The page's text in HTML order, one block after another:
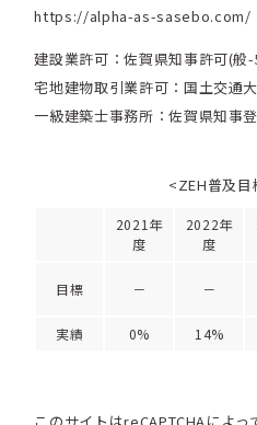
https://alpha-as-sasebo.com/
建設業許可：佐賀県知事許可(般
宅地建物取引業許可：国土交通
一級建築士事務所：佐賀県知事
<ZEH普及目
2021年
度
2022年
度
目標 － －
実績
0% 14%